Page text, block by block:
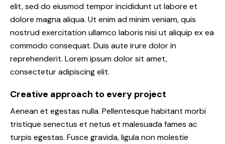
elit, sed do eiusmod tempor incididunt ut labore et
dolore magna aliqua. Ut enim ad minim veniam, quis
nostrud exercitation ullamco laboris nisi ut aliquip ex ea
commodo consequat. Duis aute irure dolor in
reprehenderit. Lorem ipsum dolor sit amet,
consectetur adipiscing elit.
Creative approach to every project
Aenean et egestas nulla. Pellentesque habitant morbi
tristique senectus et netus et malesuada fames ac
turpis egestas. Fusce gravida, ligula non molestie